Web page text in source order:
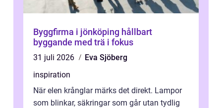
Byggfirma i jönköping hållbart
byggande med trä i fokus
31 juli 2026
Eva Sjöberg
inspiration
När elen krånglar märks det direkt. Lampor
som blinkar, säkringar som går utan tydlig